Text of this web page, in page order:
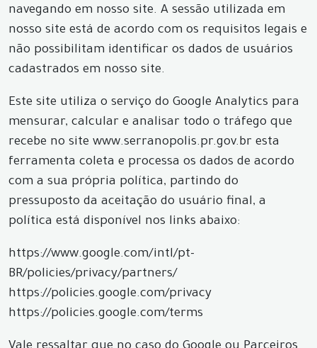
navegando em nosso site. A sessão utilizada em
nosso site está de acordo com os requisitos legais e
não possibilitam identificar os dados de usuários
cadastrados em nosso site.
Este site utiliza o serviço do Google Analytics para
mensurar, calcular e analisar todo o tráfego que
recebe no site www.serranopolis.pr.gov.br esta
ferramenta coleta e processa os dados de acordo
com a sua própria política, partindo do
pressuposto da aceitação do usuário final, a
política está disponível nos links abaixo:
https://www.google.com/intl/pt-
BR/policies/privacy/partners/
https://policies.google.com/privacy
https://policies.google.com/terms